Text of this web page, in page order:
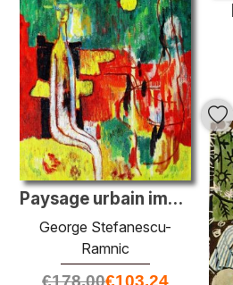
Paysage urbain imaginaire
George Stefanescu-
Ramnic
€178.00€103.24